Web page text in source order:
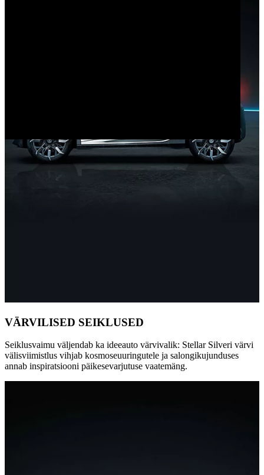
VÄRVILISED SEIKLUSED
Seiklusvaimu väljendab ka ideeauto värvivalik: Stellar Silveri värvi
välisviimistlus vihjab kosmoseuuringutele ja salongikujunduses
annab inspiratsiooni päikesevarjutuse vaatemäng.